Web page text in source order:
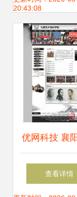
竞争格局与
统集成服务新
20:43:08
优网科技 襄
建设与信息系
查看详情